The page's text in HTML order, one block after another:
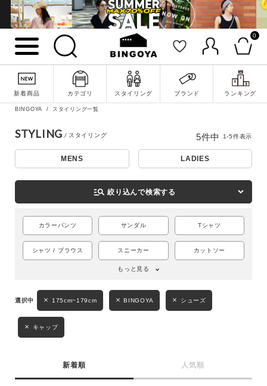
0
新着商品 カテゴリ スタイリング ブランド ランキング
BINGOYA スタイリング一覧
STYLING
MENS LADIES
manage_search 絞り込んで検索する
カラーパンツ サンダル Tシャツ
シャツ / ブラウス スニーカー カットソー
もっと見る
175cm~179cm BINGOYA シューズ
キャップ
新着順 人気順
5件中 1-5件表示